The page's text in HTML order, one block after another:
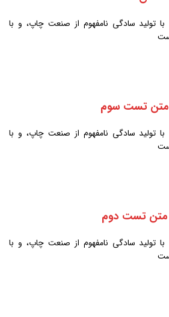
تولید سادگی نامفهوم از صنعت چاپ، و با
متن تست سوم
تولید سادگی نامفهوم از صنعت چاپ، و با
متن تست دوم
تولید سادگی نامفهوم از صنعت چاپ، و با